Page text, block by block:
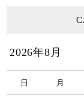
2026年8月
日 月